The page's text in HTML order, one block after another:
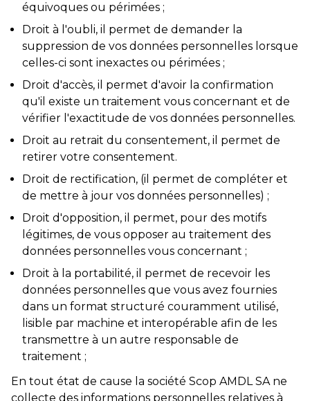
équivoques ou périmées ;
Droit à l'oubli, il permet de demander la
suppression de vos données personnelles lorsque
celles-ci sont inexactes ou périmées ;
Droit d'accès, il permet d'avoir la confirmation
qu'il existe un traitement vous concernant et de
vérifier l'exactitude de vos données personnelles.
Droit au retrait du consentement, il permet de
retirer votre consentement.
Droit de rectification, (il permet de compléter et
de mettre à jour vos données personnelles) ;
Droit d'opposition, il permet, pour des motifs
légitimes, de vous opposer au traitement des
données personnelles vous concernant ;
Droit à la portabilité, il permet de recevoir les
données personnelles que vous avez fournies
dans un format structuré couramment utilisé,
lisible par machine et interopérable afin de les
transmettre à un autre responsable de
traitement ;
En tout état de cause la société Scop AMDL SA ne
collecte des informations personnelles relatives à